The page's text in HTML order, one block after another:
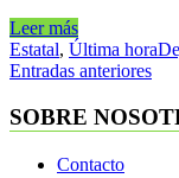
Leer más
Estatal, Última hora
Navegación
de
entradas
Entradas anteriores
SOBRE
Contacto